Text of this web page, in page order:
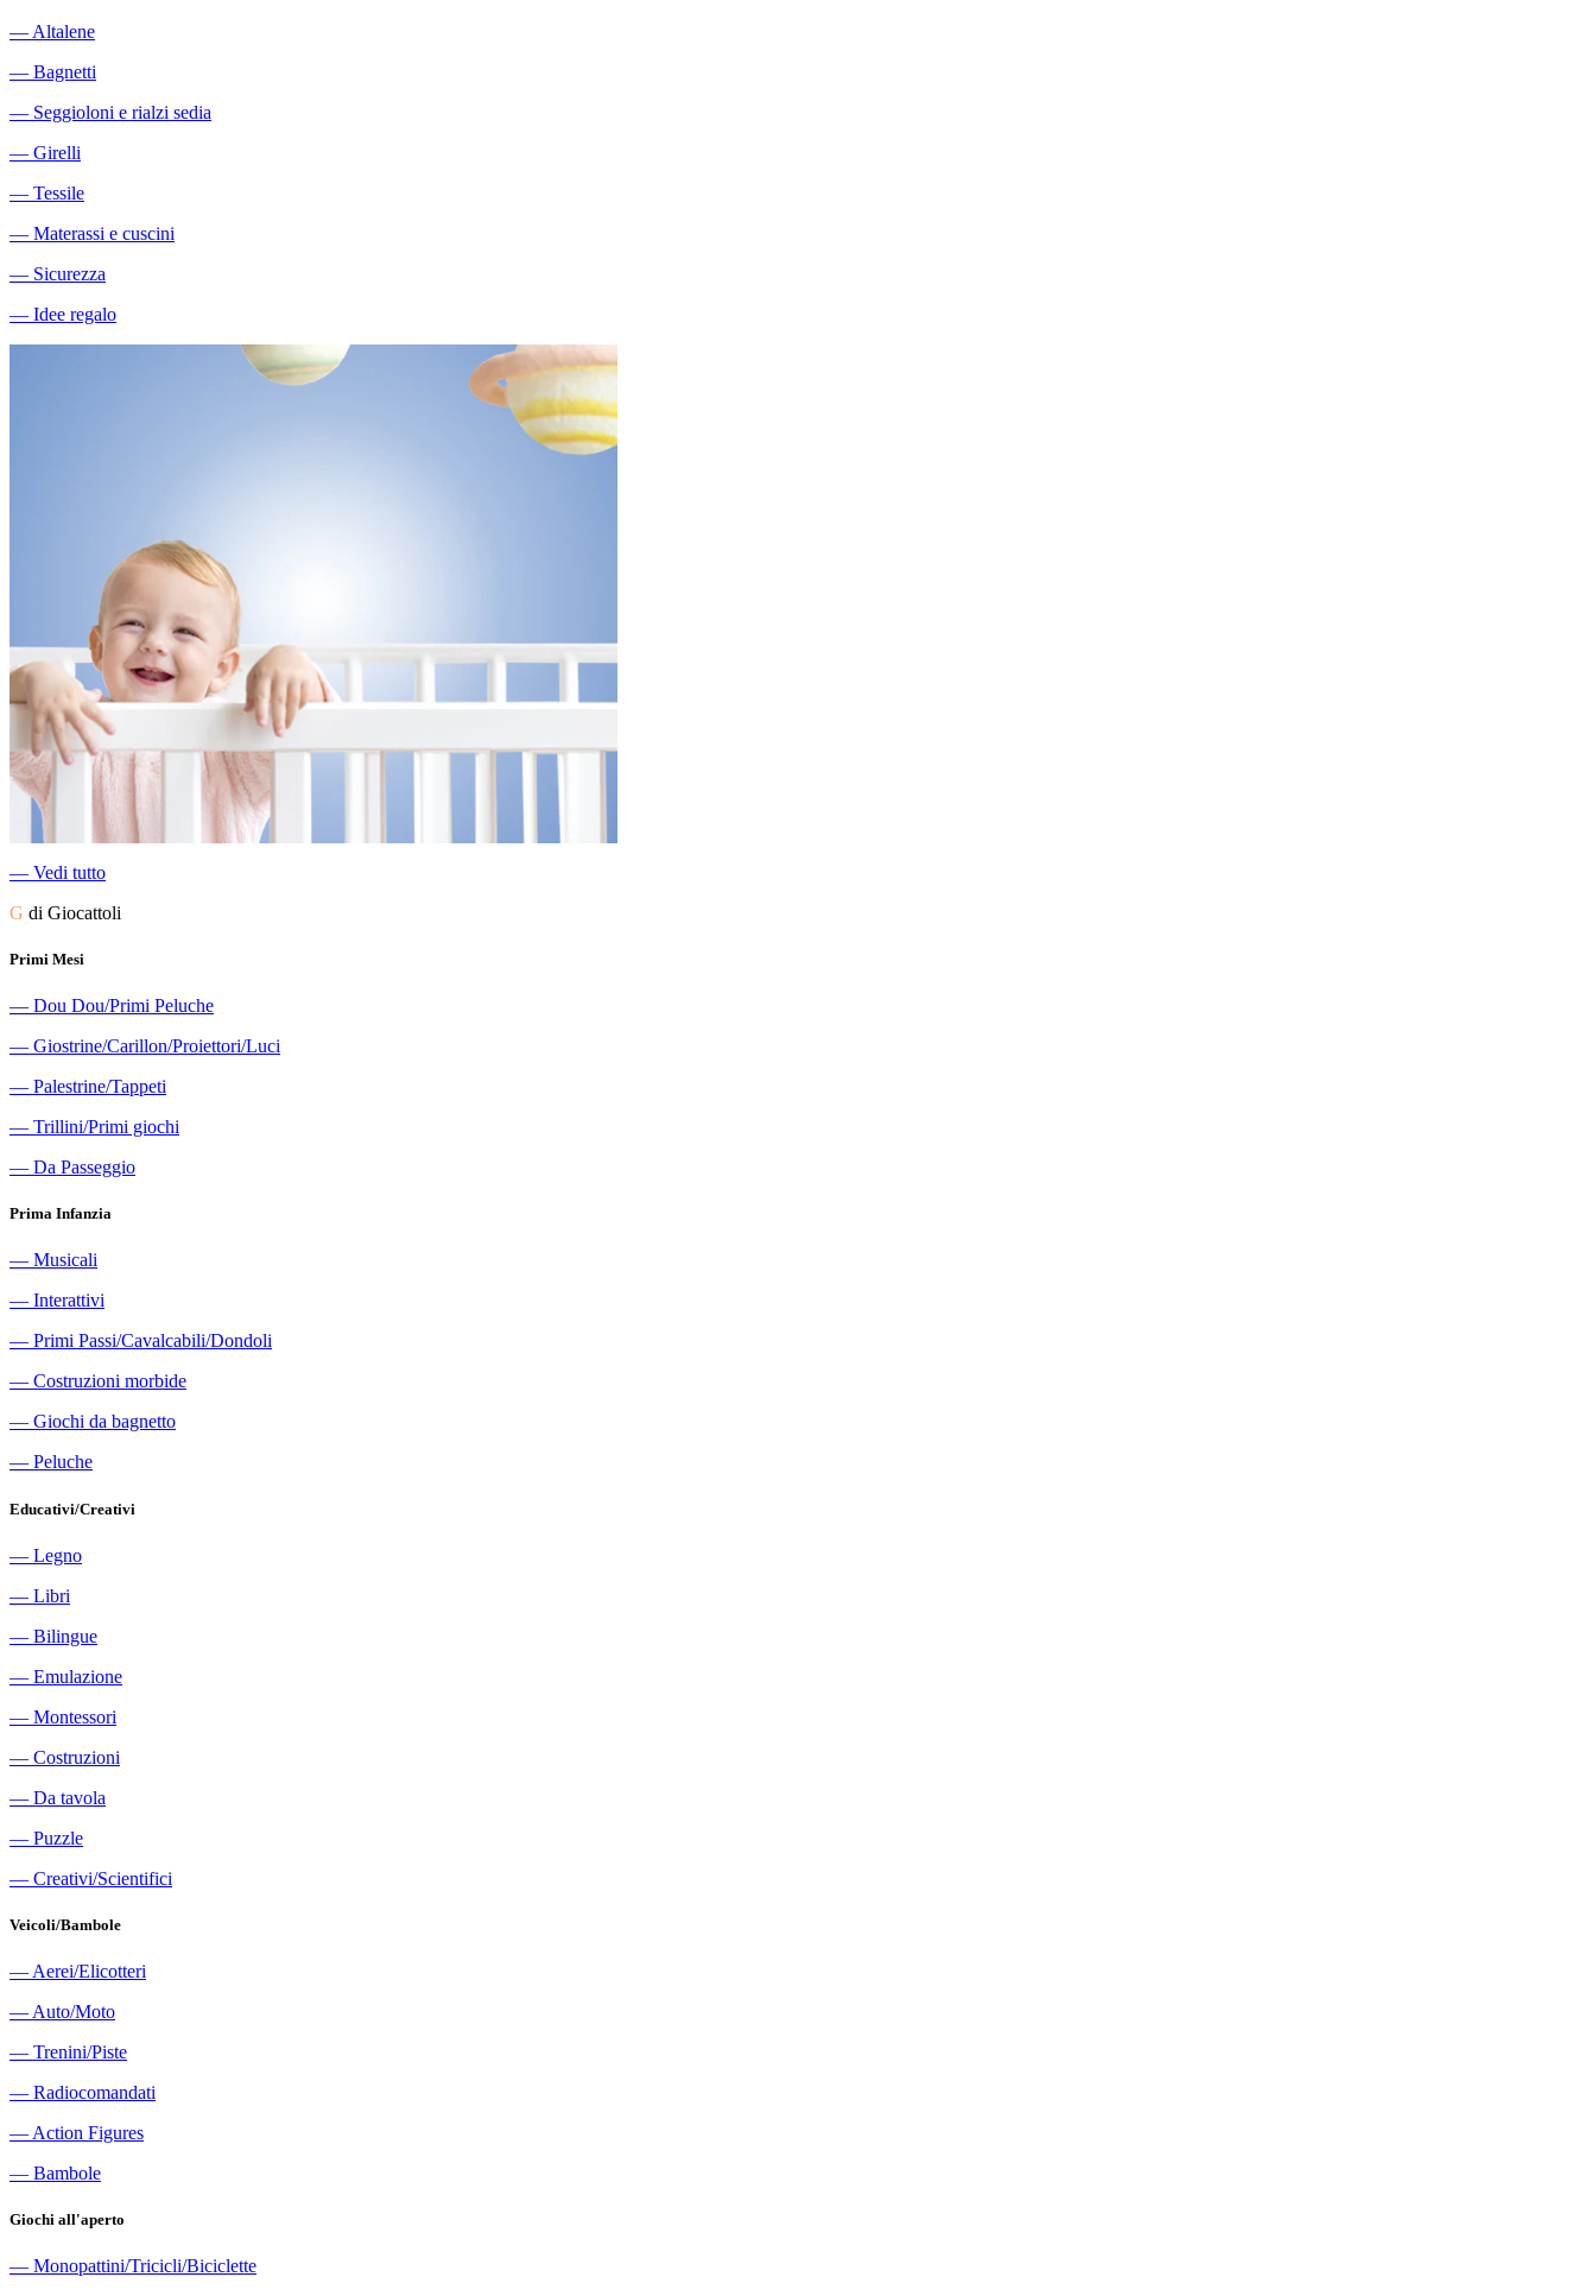
― Altalene
― Bagnetti
― Seggioloni e rialzi sedia
― Girelli
― Tessile
― Materassi e cuscini
― Sicurezza
― Idee regalo
― Vedi tutto
G di Giocattoli
Primi Mesi
― Dou Dou/Primi Peluche
― Giostrine/Carillon/Proiettori/Luci
― Palestrine/Tappeti
― Trillini/Primi giochi
― Da Passeggio
Prima Infanzia
― Musicali
― Interattivi
― Primi Passi/Cavalcabili/Dondoli
― Costruzioni morbide
― Giochi da bagnetto
― Peluche
Educativi/Creativi
― Legno
― Libri
― Bilingue
― Emulazione
― Montessori
― Costruzioni
― Da tavola
― Puzzle
― Creativi/Scientifici
Veicoli/Bambole
― Aerei/Elicotteri
― Auto/Moto
― Trenini/Piste
― Radiocomandati
― Action Figures
― Bambole
Giochi all'aperto
― Monopattini/Tricicli/Biciclette